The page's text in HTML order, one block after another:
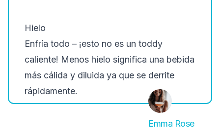
Hielo
Enfría todo – ¡esto no es un toddy
caliente! Menos hielo significa una bebida
más cálida y diluida ya que se derrite
rápidamente.
Emma Rose